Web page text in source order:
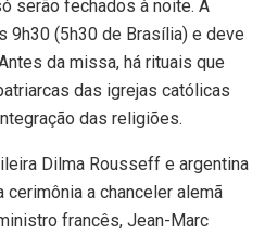
serão fechados à noite. A
9h30 (5h30 de Brasília) e deve
da missa, há rituais que
das igrejas católicas
das religiões.
Dilma Rousseff e argentina
cerimônia a chanceler alemã
francês, Jean-Marc